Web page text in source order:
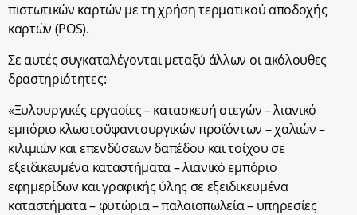
πιστωτικών καρτών με τη χρήση τερματικού αποδοχής
καρτών (POS).
Σε αυτές συγκαταλέγονται μεταξύ άλλων οι ακόλουθες
δραστηριότητες:
«Ξυλουργικές εργασίες – κατασκευή στεγών – λιανικό
εμπόριο κλωστοϋφαντουργικών προϊόντων – χαλιών –
κιλιμιών και επενδύσεων δαπέδου και τοίχου σε
εξειδικευμένα καταστήματα – λιανικό εμπόριο
εφημερίδων και γραφικής ύλης σε εξειδικευμένα
καταστήματα – φυτώρια – παλαιοπωλεία – υπηρεσίες